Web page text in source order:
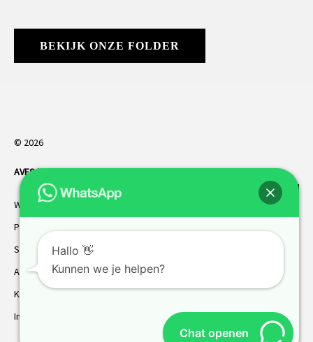
BEKIJK ONZE FOLDER
© 2026
AVES HORREN. Alle rechten voorbehouden.
Webdesign Vanoo Media
Privacybeleid
Sitemap
AVES garantie
Klantenservice
Inmeten
Chat openen
Hallo 👋
Kunnen we je helpen?